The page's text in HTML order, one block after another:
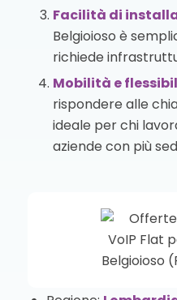
Facilità di
Belgioioso è
richiede
Mobilità e
rispondere alle
ideale per chi
aziende con più